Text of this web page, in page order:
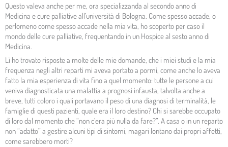
Questo valeva anche per me, ora specializzanda al secondo anno di
Medicina e cure palliative all’università di Bologna. Come spesso accade, o
perlomeno come spesso accade nella mia vita, ho scoperto per caso il
mondo delle cure palliative, frequentando in un Hospice al sesto anno di
Medicina.
Lì ho trovato risposte a molte delle mie domande, che i miei studi e la mia
frequenza negli altri reparti mi aveva portato a pormi, come anche lo aveva
fatto la mia esperienza di vita fino a quel momento: tutte le persone a cui
veniva diagnosticata una malattia a prognosi infausta, talvolta anche a
breve, tutti coloro i quali portavano il peso di una diagnosi di terminalità, le
famiglie di questi pazienti, quale era il loro destino? Chi si sarebbe occupato
di loro dal momento che “non c’era più nulla da fare?”. A casa o in un reparto
non “adatto” a gestire alcuni tipi di sintomi, magari lontano dai propri affetti,
come sarebbero morti?